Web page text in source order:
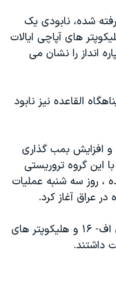
در روز ۷ ژانويه گرفته شده، نابودی يک
های آپاچی ايالات
انداز را نشان می
القاعده نيز نابود
و افزايش بمب گذاری
اين گروه تروريستی
، روز سه شنبه عمليات
عراق آغاز کرد.
به گفته ارتش آمريکا، هواپيماهای اف- ۱۶ و هليکوپتر های
داشتند.